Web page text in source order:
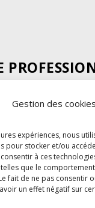
Gestion des cookies
expériences, nous
pour stocker et/ou
à ces
que le
fait de ne pas consentir
un effet négatif sur
Spectacle
visuel